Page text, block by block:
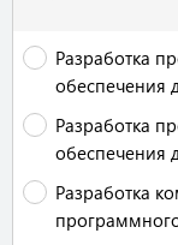
Разработка
обеспечения
Разработка
обеспечения
Разработка